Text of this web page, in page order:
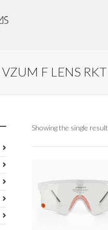
F LENS RKT
Showing the single result